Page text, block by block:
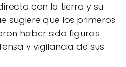
con la tierra y su
sugiere que los primeros
haber sido figuras
y vigilancia de sus